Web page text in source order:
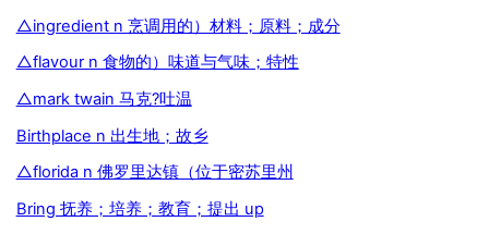
△ingredient n 烹调用的）材料；原料；成分
△flavour n 食物的）味道与气味；特性
△mark twain 马克?吐温
Birthplace n 出生地；故乡
△florida n 佛罗里达镇（位于密苏里州
Bring 抚养；培养；教育；提出 up